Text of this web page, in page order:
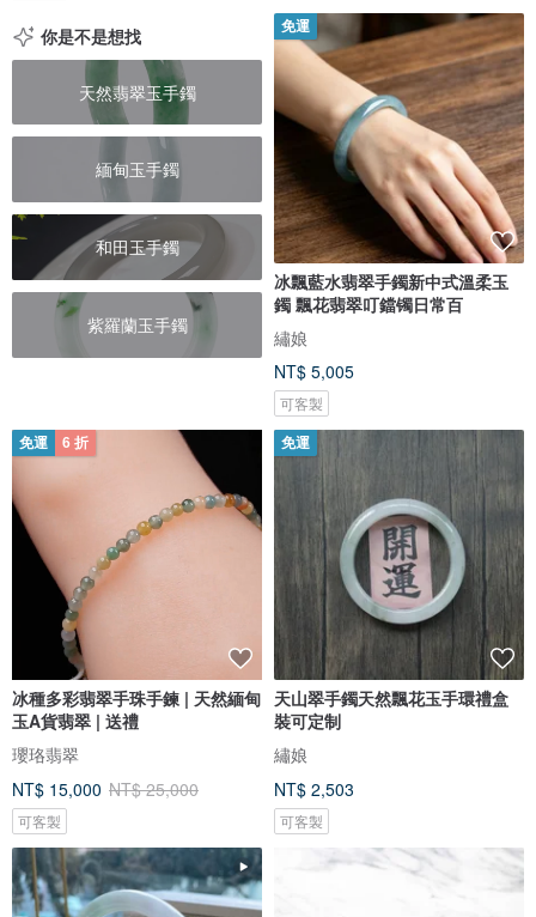
你是不是想找
天然翡翠玉手鐲
緬甸玉手鐲
和田玉手鐲
紫羅蘭玉手鐲
免運
冰飄藍水翡翠手鐲新中式溫柔玉
鐲 飄花翡翠叮鐺镯日常百
繡娘
NT$ 5,005
可客製
免運 6 折
冰種多彩翡翠手珠手鍊 | 天然緬甸
玉A貨翡翠 | 送禮
瓔珞翡翠
NT$ 15,000 NT$ 25,000
可客製
免運
天山翠手鐲天然飄花玉手環禮盒
裝可定制
繡娘
NT$ 2,503
可客製